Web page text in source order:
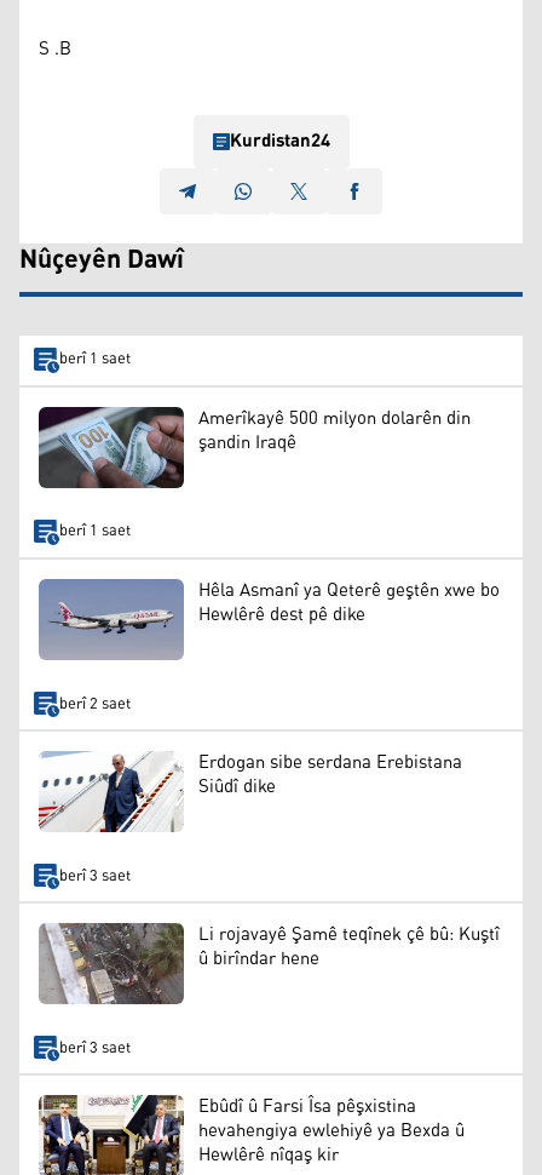
S .B
Kurdistan24
Nûçeyên Dawî
berî 1 saet
Amerîkayê 500 milyon dolarên din
şandin Iraqê
berî 1 saet
Hêla Asmanî ya Qeterê geştên xwe bo
Hewlêrê dest pê dike
berî 2 saet
Erdogan sibe serdana Erebistana
Siûdî dike
berî 3 saet
Li rojavayê Şamê teqînek çê bû: Kuştî
û birîndar hene
berî 3 saet
Ebûdî û Farsi Îsa pêşxistina
hevahengiya ewlehiyê ya Bexda û
Hewlêrê nîqaş kir